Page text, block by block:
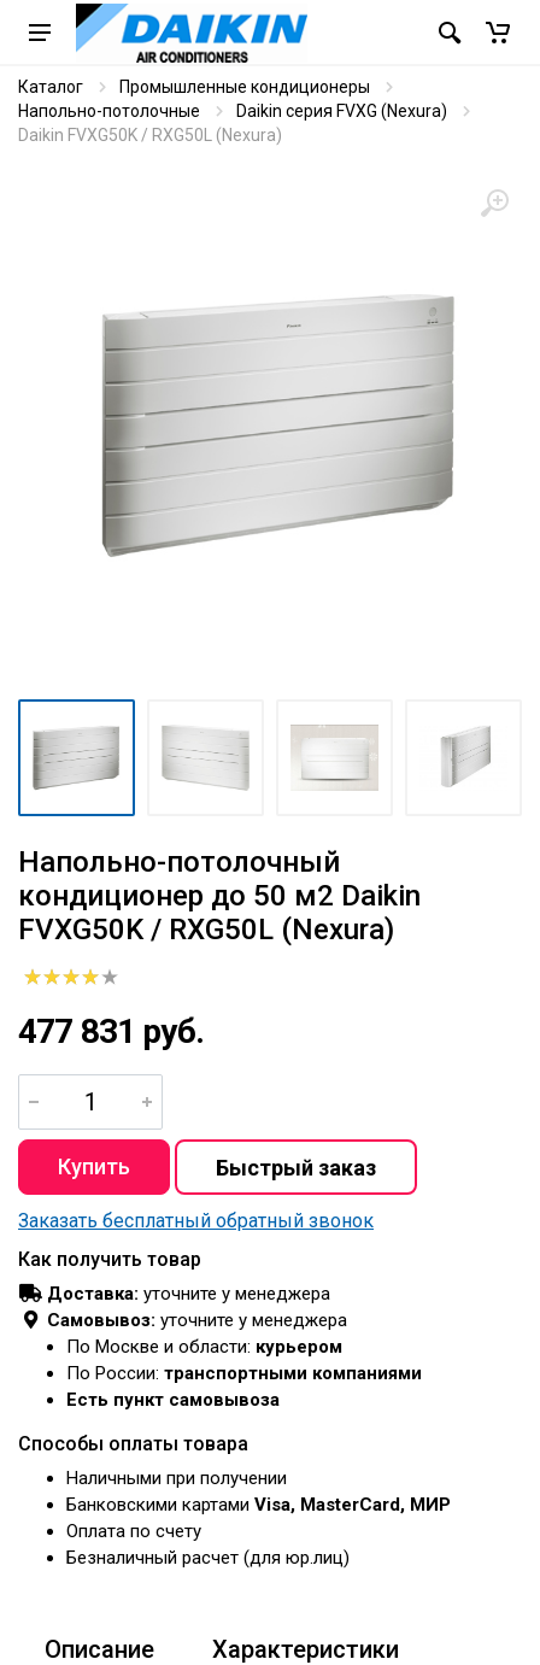
Каталог
Промышленные кондиционеры
Напольно-потолочные
Daikin серия FVXG (Nexura)
Daikin FVXG50K / RXG50L (Nexura)
Напольно-потолочный
кондиционер до 50 м2 Daikin
FVXG50K / RXG50L (Nexura)
477 831 руб.
Заказать бесплатный обратный звонок
Как получить товар
Доставка: уточните у менеджера
Самовывоз: уточните у менеджера
По Москве и области: курьером
По России: транспортными компаниями
Есть пункт самовывоза
Способы оплаты товара
Наличными при получении
Банковскими картами Visa, MasterCard, МИР
Оплата по счету
Безналичный расчет (для юр.лиц)
Описание Характеристики